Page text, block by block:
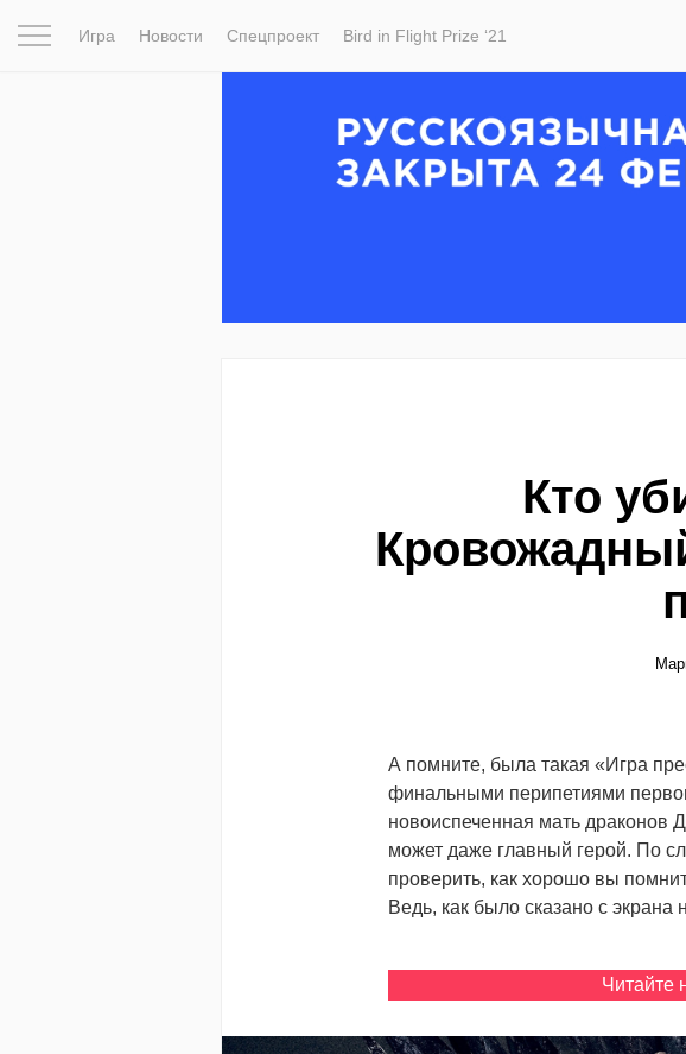
Игра Новости Спецпроект Bird in Flight Prize ‘21
Кто
А помните, была такая «Игра
финальными перипетиями
новоиспеченная мать драконов
может даже главный герой. По
проверить, как хорошо вы
Ведь, как было сказано с
Читайте